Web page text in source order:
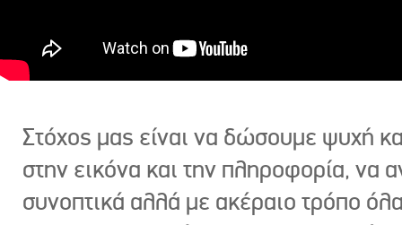
Στόχος μας είναι να δώσουμε ψυχή
στην εικόνα και την πληροφορία, να
συνοπτικά αλλά με ακέραιο τρόπο